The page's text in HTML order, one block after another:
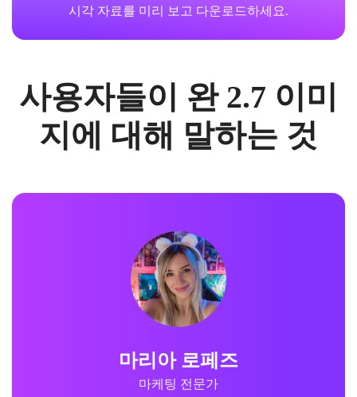
시각 자료를 미리 보고 다운로드하세요.
사용자들이 완 2.7 이미
지에 대해 말하는 것
데이비드 킴
콘텐츠 크리에이터